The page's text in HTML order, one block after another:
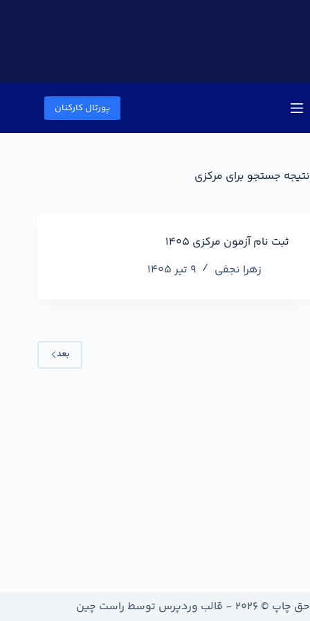
پورتال کارکنان
نتیجه جستجو برای مرکزی
ثبت نام آزمون مرکزی ۱۴۰۵
زهرا نجفی
9 تیر 1405
بعد
حق چاپ © 2026 - قالب وردپرس توسط راست چین